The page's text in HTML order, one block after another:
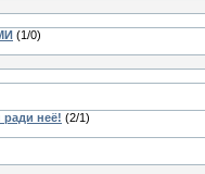
(1/0)
неё! (2/1)